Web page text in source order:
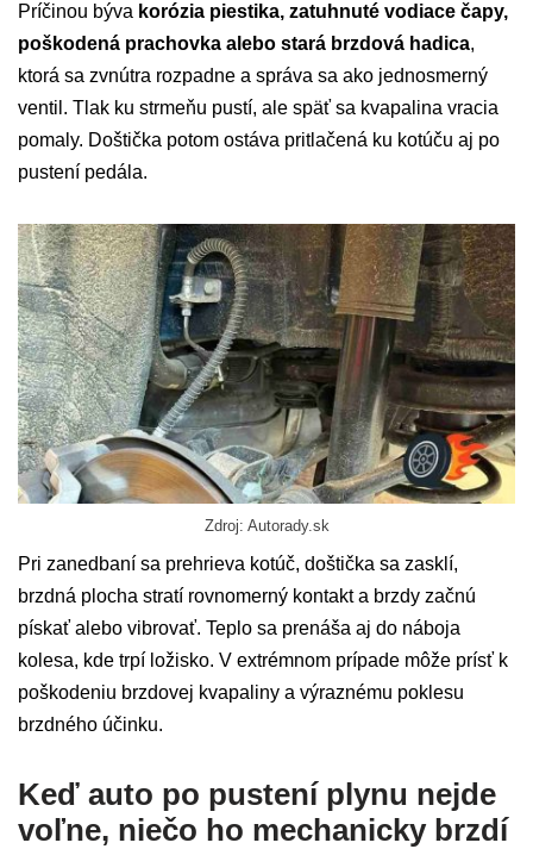
Príčinou býva korózia piestika, zatuhnuté vodiace čapy,
poškodená prachovka alebo stará brzdová hadica,
ktorá sa zvnútra rozpadne a správa sa ako jednosmerný
ventil. Tlak ku strmeňu pustí, ale späť sa kvapalina vracia
pomaly. Doštička potom ostáva pritlačená ku kotúču aj po
pustení pedála.
Zdroj: Autorady.sk
Pri zanedbaní sa prehrieva kotúč, doštička sa zasklí,
brzdná plocha stratí rovnomerný kontakt a brzdy začnú
pískať alebo vibrovať. Teplo sa prenáša aj do náboja
kolesa, kde trpí ložisko. V extrémnom prípade môže prísť k
poškodeniu brzdovej kvapaliny a výraznému poklesu
brzdného účinku.
Keď auto po pustení plynu nejde
voľne, niečo ho mechanicky brzdí